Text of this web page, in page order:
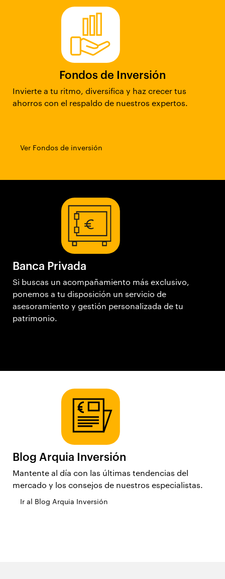
Fondos de Inversión
Invierte a tu ritmo, diversifica y haz crecer tus
ahorros con el respaldo de nuestros expertos.
Ver Fondos de inversión
Banca Privada
Si buscas un acompañamiento más exclusivo,
ponemos a tu disposición un servicio de
asesoramiento y gestión personalizada de tu
patrimonio.
Blog Arquia Inversión
Mantente al día con las últimas tendencias del
mercado y los consejos de nuestros especialistas.
Ir al Blog Arquia Inversión